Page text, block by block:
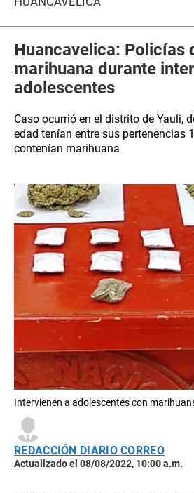
Huancavelica: Policías
marihuana durante
adolescentes
Caso ocurrió en el distrito de Yauli,
edad tenían entre sus pertenencias
contenían marihuana
Intervienen a adolescentes con
REDACCIÓN DIARIO CORREO
Actualizado el 08/08/2022, 10:00 a.m.